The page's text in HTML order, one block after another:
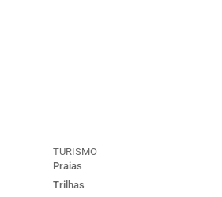
TURISMO
Praias
Trilhas